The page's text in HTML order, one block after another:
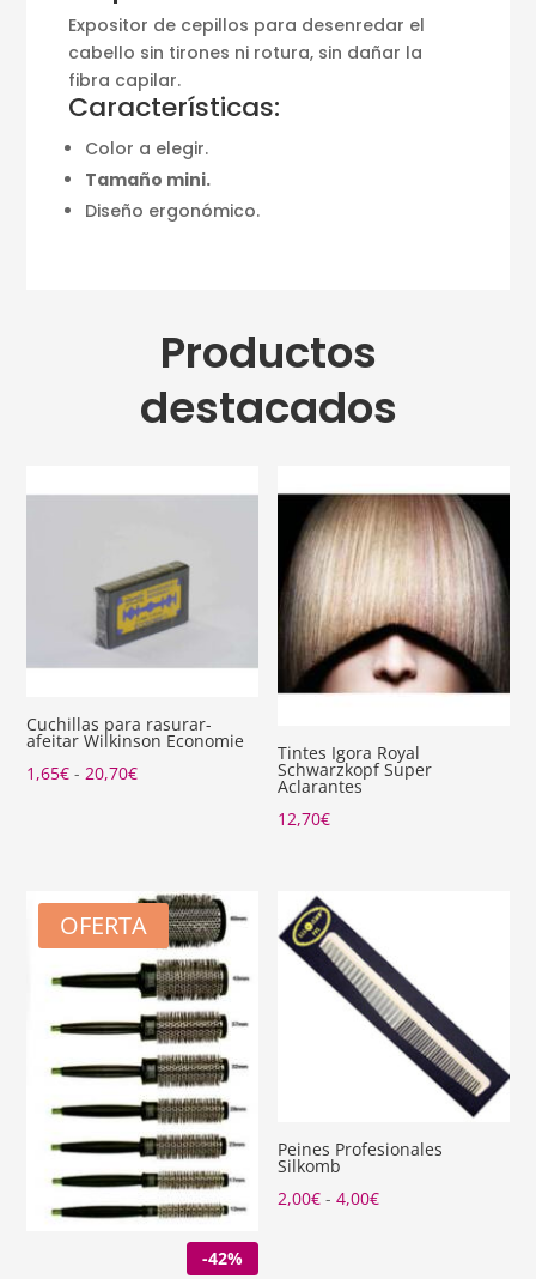
Expositor de cepillos para desenredar el
cabello sin tirones ni rotura, sin dañar la
fibra capilar.
Características:
Color a elegir.
Tamaño mini.
Diseño ergonómico.
Productos
destacados
Cuchillas para rasurar-
afeitar Wilkinson Economie
1,65€ - 20,70€Rango
1,65€
hasta
20,70€
Tintes Igora Royal
Schwarzkopf Super
Aclarantes
12,70€
OFERTA
-42%
Peines Profesionales
Silkomb
2,00€ - 4,00€Rango